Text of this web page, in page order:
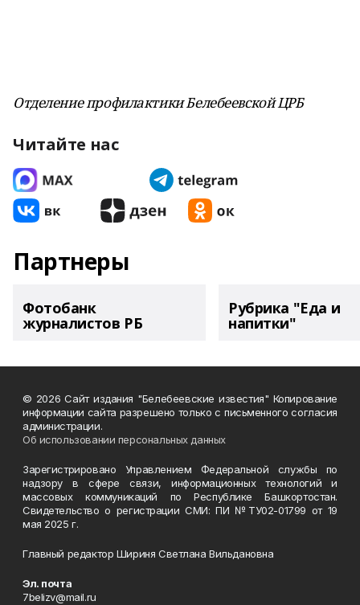
Отделение профилактики Белебеевской ЦРБ
Читайте нас
Партнеры
Фотобанк
журналистов РБ
Рубрика "Еда и
напитки"
© 2026 Сайт издания "Белебеевские известия" Копирование
информации сайта разрешено только с письменного согласия
администрации.
Об использовании персональных данных
Зарегистрировано Управлением Федеральной службы по
надзору в сфере связи, информационных технологий и
массовых коммуникаций по Республике Башкортостан.
Свидетельство о регистрации СМИ: ПИ №ТУ02-01799 от 19
мая 2025 г.
Главный редактор Шириня Светлана Вильдановна
Эл. почта
7belizv@mail.ru